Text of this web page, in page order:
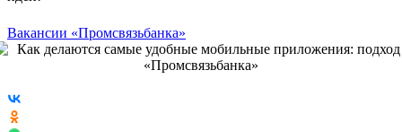
Вакансии «Промсвязьбанка»